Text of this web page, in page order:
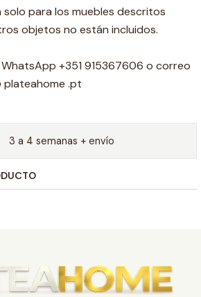
solo para los muebles descritos
objetos no están incluidos.
+351 915367606 o correo
.pt
3 a 4 semanas + envío